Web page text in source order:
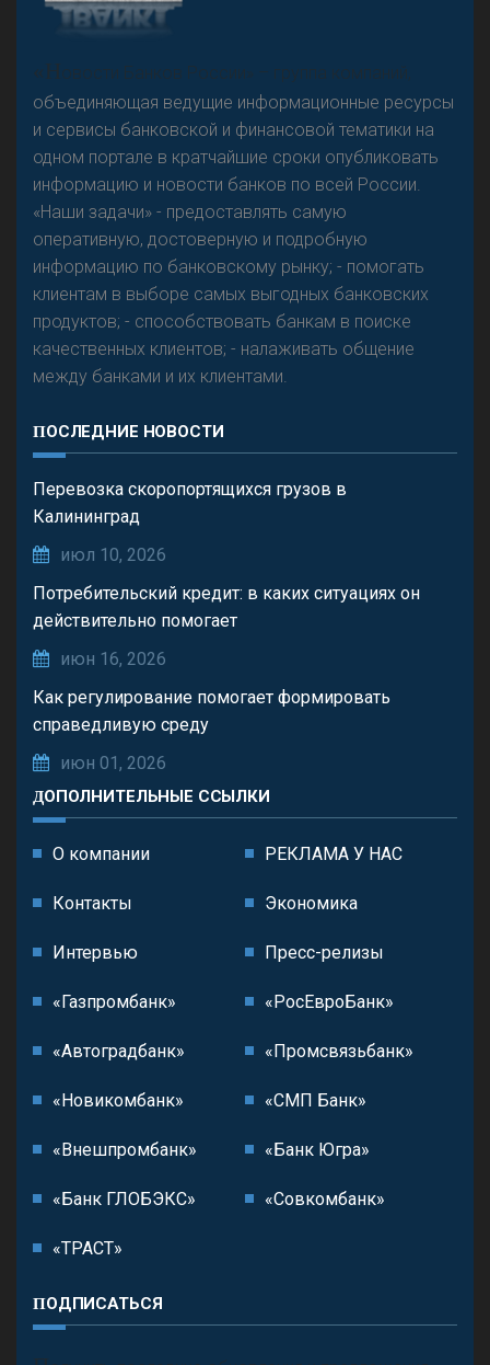
Резкого разворота на рынке автокредитов не
предвидится - «Интервью»
«Н
овости Банков России» – группа компаний,
объединяющая ведущие информационные ресурсы
и сервисы банковской и финансовой тематики на
одном портале в кратчайшие сроки опубликовать
информацию и новости банков по всей России.
«Наши задачи» - предоставлять самую
оперативную, достоверную и подробную
информацию по банковскому рынку; - помогать
клиентам в выборе самых выгодных банковских
продуктов; - способствовать банкам в поиске
качественных клиентов; - налаживать общение
между банками и их клиентами.
ПОСЛЕДНИЕ НОВОСТИ
Перевозка скоропортящихся грузов в
Калининград
июл 10, 2026
Потребительский кредит: в каких ситуациях он
действительно помогает
июн 16, 2026
Как регулирование помогает формировать
справедливую среду
июн 01, 2026
ДОПОЛНИТЕЛЬНЫЕ ССЫЛКИ
О компании РЕКЛАМА У НАС
Контакты Экономика
Интервью Пресс-релизы
«Газпромбанк» «РосЕвроБанк»
«Автоградбанк» «Промсвязьбанк»
«Новикомбанк» «СМП Банк»
«Внешпромбанк» «Банк Югра»
«Банк ГЛОБЭКС» «Совкомбанк»
«ТРАСТ»
ПОДПИСАТЬСЯ